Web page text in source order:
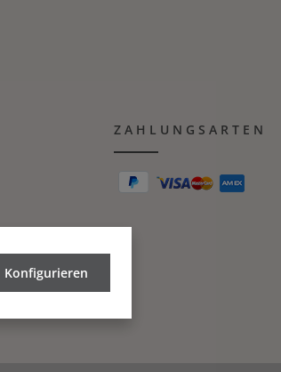
Textfeld ein. *ZAHLUNGSARTEN
Konfigurieren